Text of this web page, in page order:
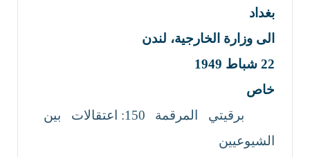
بغداد
الى وزارة الخارجية، لندن
22 شباط 1949
خاص
برقيتي المرقمة 150: اعتقالات بين
الشيوعيين